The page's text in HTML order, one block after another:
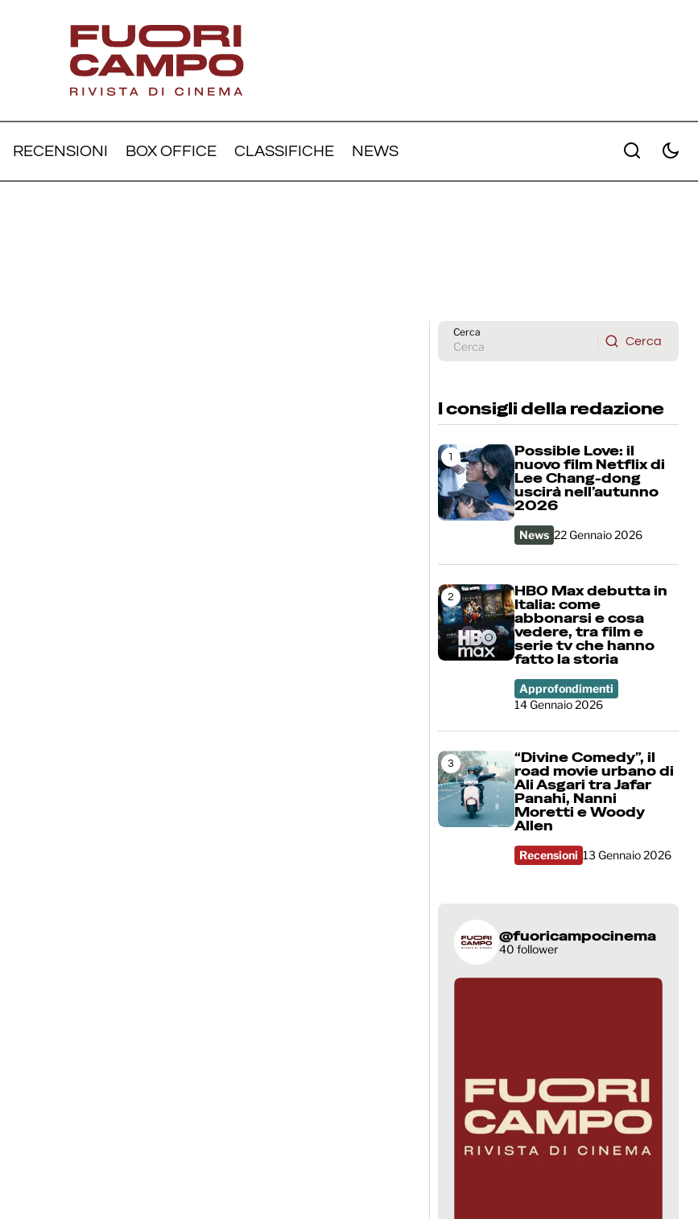
RECENSIONI BOX OFFICE CLASSIFICHE NEWS
Cerca
Cerca
I consigli della redazione
1
Possible Love: il
nuovo film Netflix di
Lee Chang-dong
uscirà nell’autunno
2026
News 22 Gennaio 2026
2
HBO Max debutta in
Italia: come
abbonarsi e cosa
vedere, tra film e
serie tv che hanno
fatto la storia
Approfondimenti
14 Gennaio 2026
3
“Divine Comedy”, il
road movie urbano di
Ali Asgari tra Jafar
Panahi, Nanni
Moretti e Woody
Allen
Recensioni 13 Gennaio 2026
@fuoricampocinema
40 follower